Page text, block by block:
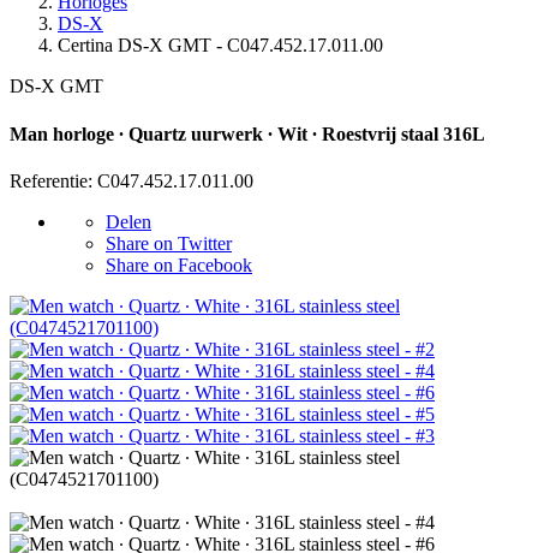
DS-X
Certina DS-X GMT - C047.452.17.011.00
DS-X GMT
Man horloge ∙ Quartz uurwerk ∙ Wit ∙ Roestvrij staal 316L
Referentie: C047.452.17.011.00
Delen
Share on Twitter
Share on Facebook